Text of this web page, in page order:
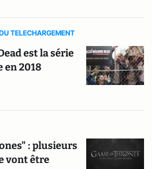
TELECHARGEMENT
est la série
en 2018
: plusieurs
vont être